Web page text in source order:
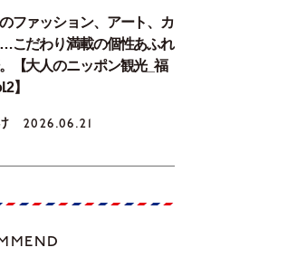
ファッション、アート、カ
こだわり満載の個性あふれ
【大人のニッポン観光_福
】
2026.06.21